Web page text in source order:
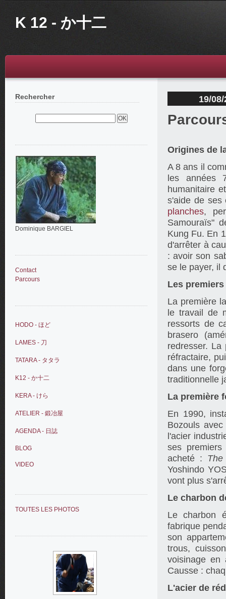
K 12 - か十二
Rechercher
Dominique BARGIEL
Contact
Parcours
HODO - ほど
LAMES - 刀
TATARA - タタラ
K12 - か十二
KERA - けら
ATELIER - 鍛冶屋
AGENDA - 日誌
BLOG
VIDEO
TOUTES LES PHOTOS
19/
Origines de
A 8 ans il
les années
humanitaire
s'aide de
planches,
Samouraïs"
Kung Fu. En
d'arrêter à
: avoir son
se le payer, il
Les
La première
le travail de
ressorts de
brasero
redresser.
réfractaire,
dans une
traditionnelle
La première
En 1990,
Bozouls
l'acier
ses
acheté :
Yoshindo
vont plus
Le charbon
Le charbon
fabrique
son
trous,
voisinage
Causse :
L'acier de